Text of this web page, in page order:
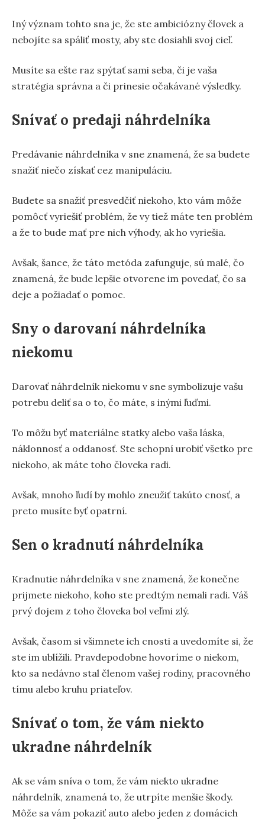
Iný význam tohto sna je, že ste ambiciózny človek a
nebojíte sa spáliť mosty, aby ste dosiahli svoj cieľ.
Musíte sa ešte raz spýtať sami seba, či je vaša
stratégia správna a či prinesie očakávané výsledky.
Snívať o predaji náhrdelníka
Predávanie náhrdelníka v sne znamená, že sa budete
snažiť niečo získať cez manipuláciu.
Budete sa snažiť presvedčiť niekoho, kto vám môže
pomôcť vyriešiť problém, že vy tiež máte ten problém
a že to bude mať pre nich výhody, ak ho vyriešia.
Avšak, šance, že táto metóda zafunguje, sú malé, čo
znamená, že bude lepšie otvorene im povedať, čo sa
deje a požiadať o pomoc.
Sny o darovaní náhrdelníka
niekomu
Darovať náhrdelník niekomu v sne symbolizuje vašu
potrebu deliť sa o to, čo máte, s inými ľuďmi.
To môžu byť materiálne statky alebo vaša láska,
náklonnosť a oddanosť. Ste schopní urobiť všetko pre
niekoho, ak máte toho človeka radi.
Avšak, mnoho ľudí by mohlo zneužiť takúto cnosť, a
preto musíte byť opatrní.
Sen o kradnutí náhrdelníka
Kradnutie náhrdelníka v sne znamená, že konečne
prijmete niekoho, koho ste predtým nemali radi. Váš
prvý dojem z toho človeka bol veľmi zlý.
Avšak, časom si všimnete ich cnosti a uvedomíte si, že
ste im ublížili. Pravdepodobne hovoríme o niekom,
kto sa nedávno stal členom vašej rodiny, pracovného
tímu alebo kruhu priateľov.
Snívať o tom, že vám niekto
ukradne náhrdelník
Ak se vám sníva o tom, že vám niekto ukradne
náhrdelník, znamená to, že utrpíte menšie škody.
Môže sa vám pokaziť auto alebo jeden z domácich